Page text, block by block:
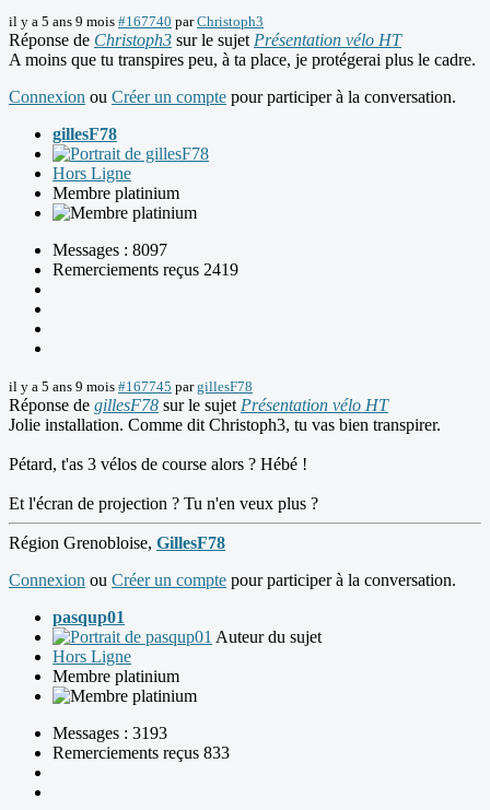
il y a 5 ans 9 mois #167740 parChristoph3
Réponse de Christoph3 sur le sujet Présentation vélo HT
A moins que tu transpires peu, à ta place, je protégerai plus le cadre.
Connexion ou Créer un compte pour participer à la conversation.
gillesF78
Hors Ligne
Membre platinium
Messages : 8097
Remerciements reçus 2419
il y a 5 ans 9 mois #167745 pargillesF78
Réponse de gillesF78 sur le sujet Présentation vélo HT
Jolie installation. Comme dit Christoph3, tu vas bien transpirer.
Pétard, t'as 3 vélos de course alors ? Hébé !
Et l'écran de projection ? Tu n'en veux plus ?
Région Grenobloise, GillesF78
Connexion ou Créer un compte pour participer à la conversation.
pasqup01
Auteur du sujet
Hors Ligne
Membre platinium
Messages : 3193
Remerciements reçus 833